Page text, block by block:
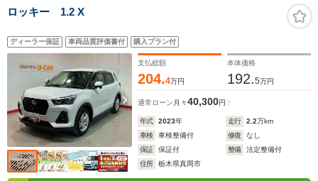
ロッキー 1.2 X
ディーラー保証 車両品質評価書付 購入プラン付
支払総額
204.4万円
本体価格
192.5万円
通常ローン 月々40,300円
年式 2023年 走行 2.2万km
車検
車検整備付 修復
なし
保証
保証付 整備
法定整備付
住所
栃木県真岡市